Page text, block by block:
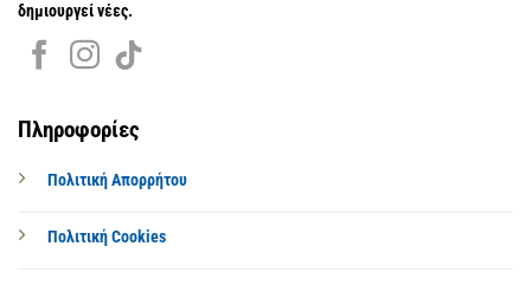
δημιουργεί νέες.
Πληροφορίες
Πολιτική Απορρήτου
Πολιτική Cookies